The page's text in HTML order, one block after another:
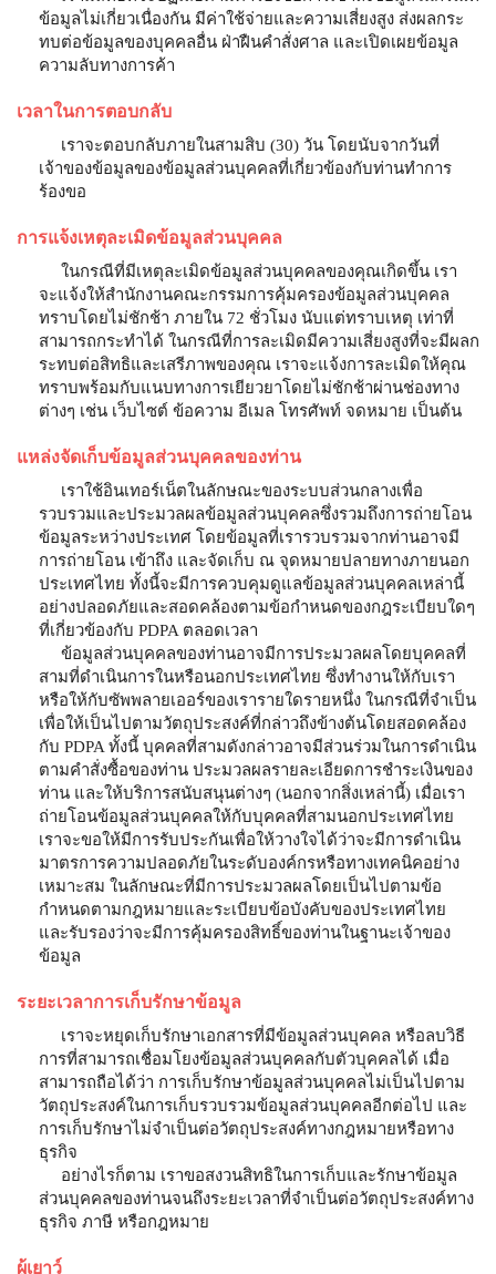
ข้อมูลไม่เกี่ยวเนื่องกัน มีค่าใช้จ่ายและความเสี่ยงสูง ส่งผลกระ
ทบต่อข้อมูลของบุคคลอื่น ฝ่าฝืนคำสั่งศาล และเปิดเผยข้อมูล
ความลับทางการค้า
เวลาในการตอบกลับ
เราจะตอบกลับภายในสามสิบ (30) วัน โดยนับจากวันที่
เจ้าของข้อมูลของข้อมูลส่วนบุคคลที่เกี่ยวข้องกับท่านทำการ
ร้องขอ
การแจ้งเหตุละเมิดข้อมูลส่วนบุคคล
ในกรณีที่มีเหตุละเมิดข้อมูลส่วนบุคคลของคุณเกิดขึ้น เรา
จะแจ้งให้สำนักงานคณะกรรมการคุ้มครองข้อมูลส่วนบุคคล
ทราบโดยไม่ชักช้า ภายใน 72 ชั่วโมง นับแต่ทราบเหตุ เท่าที่
สามารถกระทำได้ ในกรณีที่การละเมิดมีความเสี่ยงสูงที่จะมีผลก
ระทบต่อสิทธิและเสรีภาพของคุณ เราจะแจ้งการละเมิดให้คุณ
ทราบพร้อมกับแนบทางการเยียวยาโดยไม่ชักช้าผ่านช่องทาง
ต่างๆ เช่น เว็บไซต์ ข้อความ อีเมล โทรศัพท์ จดหมาย เป็นต้น
แหล่งจัดเก็บข้อมูลส่วนบุคคลของท่าน
เราใช้อินเทอร์เน็ตในลักษณะของระบบส่วนกลางเพื่อ
รวบรวมและประมวลผลข้อมูลส่วนบุคคลซึ่งรวมถึงการถ่ายโอน
ข้อมูลระหว่างประเทศ โดยข้อมูลที่เรารวบรวมจากท่านอาจมี
การถ่ายโอน เข้าถึง และจัดเก็บ ณ จุดหมายปลายทางภายนอก
ประเทศไทย ทั้งนี้จะมีการควบคุมดูแลข้อมูลส่วนบุคคลเหล่านี้
อย่างปลอดภัยและสอดคล้องตามข้อกำหนดของกฎระเบียบใดๆ
ที่เกี่ยวข้องกับ PDPA ตลอดเวลา
ข้อมูลส่วนบุคคลของท่านอาจมีการประมวลผลโดยบุคคลที่
สามที่ดำเนินการในหรือนอกประเทศไทย ซึ่งทำงานให้กับเรา
หรือให้กับซัพพลายเออร์ของเรารายใดรายหนึ่ง ในกรณีที่จำเป็น
เพื่อให้เป็นไปตามวัตถุประสงค์ที่กล่าวถึงข้างต้นโดยสอดคล้อง
กับ PDPA ทั้งนี้ บุคคลที่สามดังกล่าวอาจมีส่วนร่วมในการดำเนิน
ตามคำสั่งซื้อของท่าน ประมวลผลรายละเอียดการชำระเงินของ
ท่าน และให้บริการสนับสนุนต่างๆ (นอกจากสิ่งเหล่านี้) เมื่อเรา
ถ่ายโอนข้อมูลส่วนบุคคลให้กับบุคคลที่สามนอกประเทศไทย
เราจะขอให้มีการรับประกันเพื่อให้วางใจได้ว่าจะมีการดำเนิน
มาตรการความปลอดภัยในระดับองค์กรหรือทางเทคนิคอย่าง
เหมาะสม ในลักษณะที่มีการประมวลผลโดยเป็นไปตามข้อ
กำหนดตามกฎหมายและระเบียบข้อบังคับของประเทศไทย
และรับรองว่าจะมีการคุ้มครองสิทธิ์ของท่านในฐานะเจ้าของ
ข้อมูล
ระยะเวลาการเก็บรักษาข้อมูล
เราจะหยุดเก็บรักษาเอกสารที่มีข้อมูลส่วนบุคคล หรือลบวิธี
การที่สามารถเชื่อมโยงข้อมูลส่วนบุคคลกับตัวบุคคลได้ เมื่อ
สามารถถือได้ว่า การเก็บรักษาข้อมูลส่วนบุคคลไม่เป็นไปตาม
วัตถุประสงค์ในการเก็บรวบรวมข้อมูลส่วนบุคคลอีกต่อไป และ
การเก็บรักษาไม่จำเป็นต่อวัตถุประสงค์ทางกฎหมายหรือทาง
ธุรกิจ
อย่างไรก็ตาม เราขอสงวนสิทธิในการเก็บและรักษาข้อมูล
ส่วนบุคคลของท่านจนถึงระยะเวลาที่จำเป็นต่อวัตถุประสงค์ทาง
ธุรกิจ ภาษี หรือกฎหมาย
ผู้เยาว์